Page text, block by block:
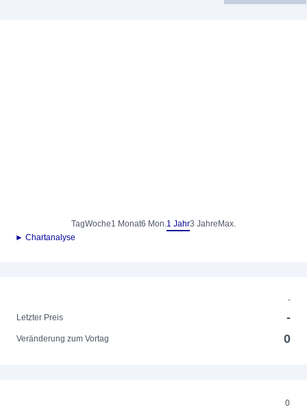
TagWoche1 Monat6 Mon.1 Jahr3 Jahre Max.
► Chartanalyse
-
Letzter Preis
-
Veränderung zum Vortag 0
0